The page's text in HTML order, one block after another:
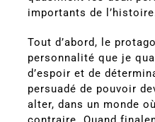
importants de
Tout d’abord, le
personnalité que je
d’espoir et de
persuadé de pouvoir
alter, dans un monde